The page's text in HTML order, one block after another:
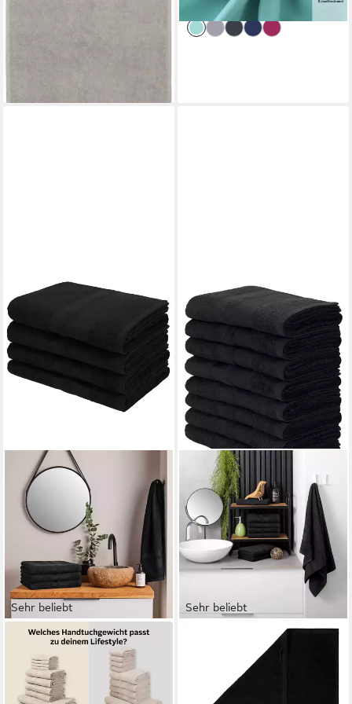
lieferbar - in 1-2 Werktagen bei dir
lieferbar - in 1-2 Werktagen bei dir
Sehr beliebt
OTTO HOME
Duschtücher Vanessa, 4
Duschtücher, 70x140cm, in
Standard- und Premium-
Sehr beliebt
Handtücher Vanessa, 8
Handtücher, 50x100cm, in
Standard- und Premium-